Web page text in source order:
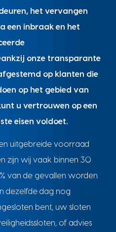
het vervangen
een inbraak en het
onze transparante
op klanten die
op het gebied van
u vertrouwen op een
eisen voldoet.
uitgebreide voorraad
zijn wij vaak binnen 30
van de gevallen worden
dezelfde dag nog
bent, uw sloten
of advies